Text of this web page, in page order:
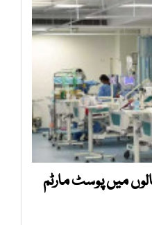
صرف 3 اسپتالوں میں پوسٹ مارٹم